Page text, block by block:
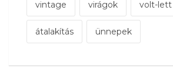
vintage virágok volt-lett
átalakítás ünnepek